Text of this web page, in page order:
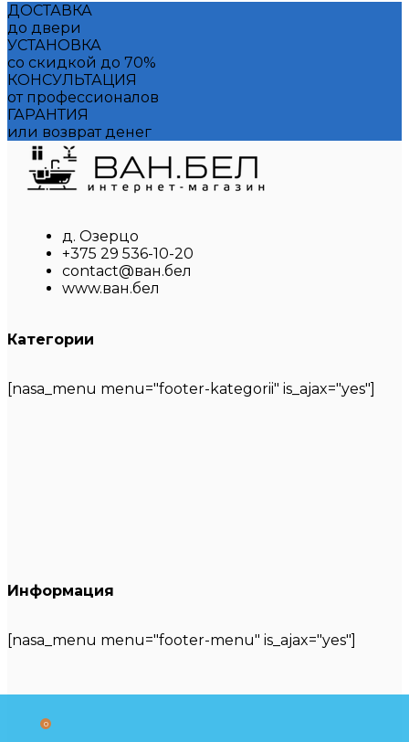
ДОСТАВКА
до двери
УСТАНОВКА
со скидкой до 70%
КОНСУЛЬТАЦИЯ
от профессионалов
ГАРАНТИЯ
или возврат денег
д. Озерцо
+375 29 536-10-20
contact@ван.бел
www.ван.бел
Категории
[nasa_menu menu="footer-kategorii" is_ajax="yes"]
Информация
[nasa_menu menu="footer-menu" is_ajax="yes"]
0 WooCommerce